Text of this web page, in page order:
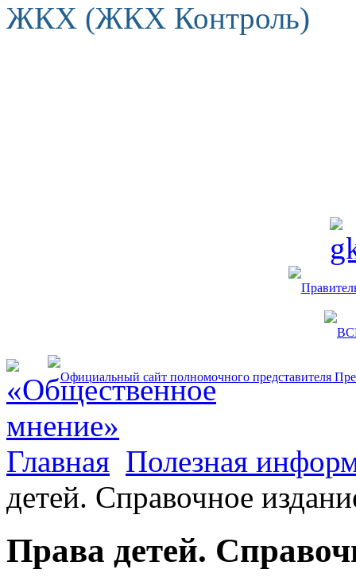
ЖКХ (ЖКХ Контроль)
Главная Полезная
детей. Справочное
Права детей.